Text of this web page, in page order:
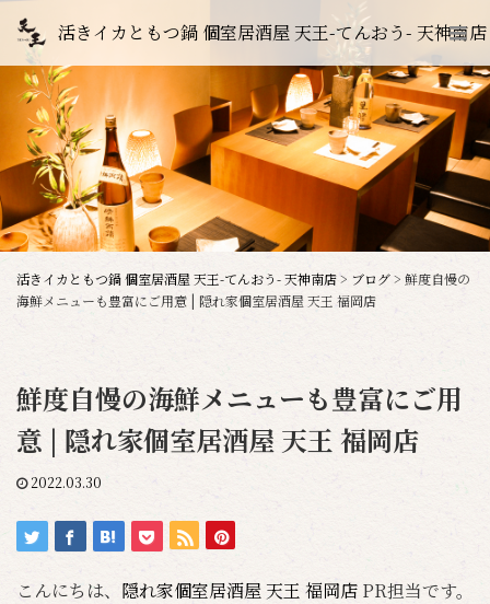
活きイカともつ鍋 個室居酒屋 天王-てんおう- 天神南店
活きイカともつ鍋 個室居酒屋 天王-てんおう- 天神南店> ブログ> 鮮度自慢の
海鮮メニューも豊富にご用意 | 隠れ家個室居酒屋 天王 福岡店
鮮度自慢の海鮮メニューも豊富にご用
意 | 隠れ家個室居酒屋 天王 福岡店
2022.03.30
こんにちは、 隠れ家個室居酒屋 天王 福岡店 PR担当です。